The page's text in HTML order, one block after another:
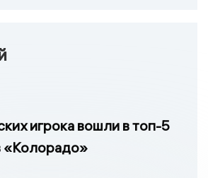
игрока вошли в топ-5
«Колорадо»